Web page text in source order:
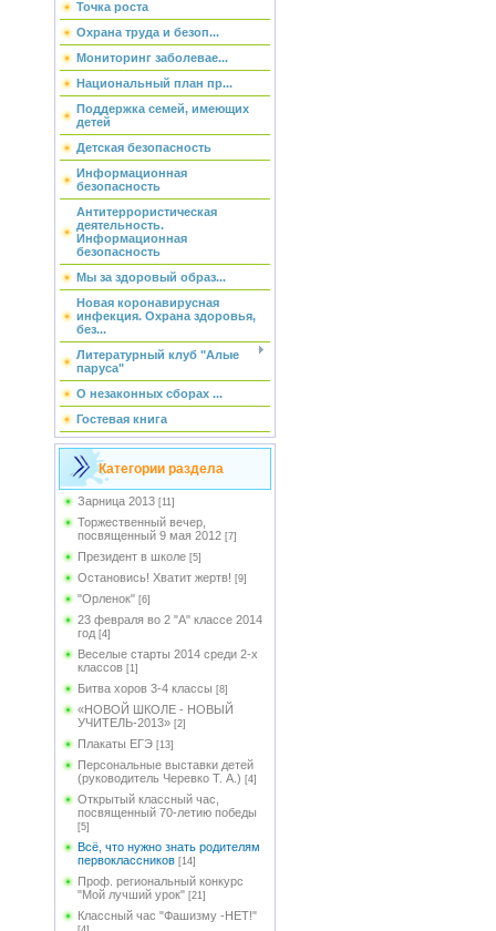
Точка роста
Охрана труда и безоп...
Мониторинг заболевае...
Национальный план пр...
Поддержка семей, имеющих
детей
Детская безопасность
Информационная
безопасность
Антитеррористическая
деятельность.
Информационная
безопасность
Мы за здоровый образ...
Новая коронавирусная
инфекция. Охрана здоровья,
без...
Литературный клуб "Алые
паруса"
О незаконных сборах ...
Гостевая книга
Категории раздела
Зарница 2013 [11]
Торжественный вечер,
посвященный 9 мая 2012 [7]
Президент в школе [5]
Остановись! Хватит жертв! [9]
"Орленок" [6]
23 февраля во 2 "А" классе 2014
год [4]
Веселые старты 2014 среди 2-х
классов [1]
Битва хоров 3-4 классы [8]
«НОВОЙ ШКОЛЕ - НОВЫЙ
УЧИТЕЛЬ-2013» [2]
Плакаты ЕГЭ [13]
Персональные выставки детей
(руководитель Черевко Т. А.) [4]
Открытый классный час,
посвященный 70-летию победы
[5]
Всё, что нужно знать родителям
первоклассников [14]
Проф. региональный конкурс
"Мой лучший урок" [21]
Классный час "Фашизму -НЕТ!"